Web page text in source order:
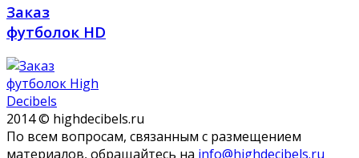
Заказ
футболок HD
2014 © highdecibels.ru
По всем вопросам, связанным с размещением
материалов, обращайтесь на info@highdecibels.ru